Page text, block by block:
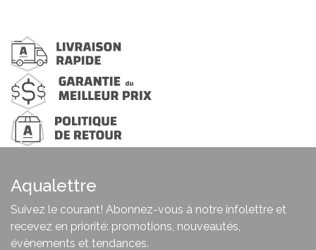
Aqualettre
Suivez le courant! Abonnez-vous à notre infolettre et
recevez en priorité: promotions, nouveautés,
évènements et tendances.